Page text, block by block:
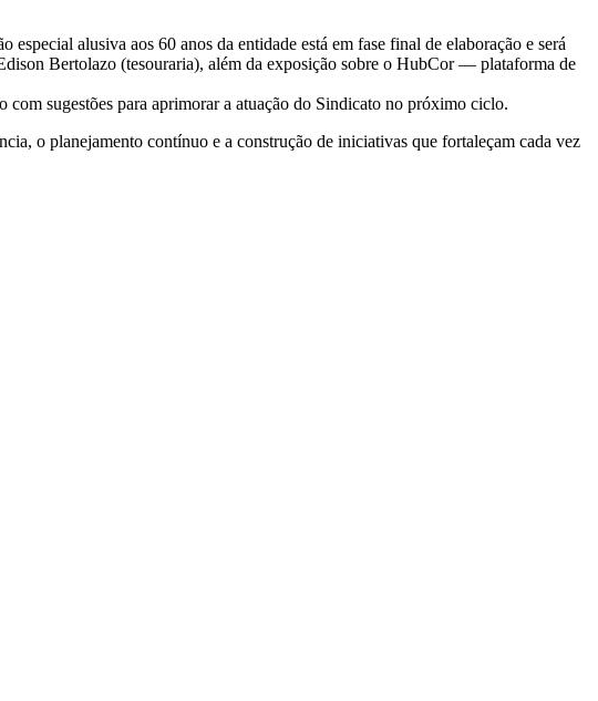
alusiva aos 60 anos da entidade está em fase final de elaboração e será
Bertolazo (tesouraria), além da exposição sobre o HubCor — plataforma de
com sugestões para aprimorar a atuação do Sindicato no próximo ciclo.
o planejamento contínuo e a construção de iniciativas que fortaleçam cada vez